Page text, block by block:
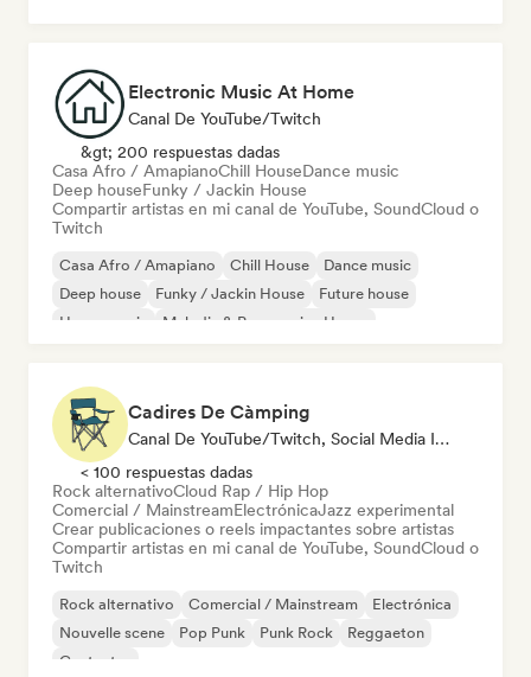
Electronic Music At Home
Canal De YouTube/Twitch
&gt; 200 respuestas dadas
Casa Afro / AmapianoChill HouseDance music
Deep houseFunky / Jackin House
Compartir artistas en mi canal de YouTube, SoundCloud o
Twitch
Casa Afro / Amapiano Chill House
Dance music
Deep house
Funky / Jackin House
Future house
House music
Melodic & Progressive House
Cadires De Càmping
Canal De YouTube/Twitch, Social Media Influencer
< 100 respuestas dadas
Rock alternativoCloud Rap / Hip Hop
Comercial / MainstreamElectrónicaJazz experimental
Crear publicaciones o reels impactantes sobre artistas
Compartir artistas en mi canal de YouTube, SoundCloud o
Twitch
Rock alternativo Comercial / Mainstream
Electrónica
Nouvelle scene
Pop Punk Punk Rock
Reggaeton
Cantautor